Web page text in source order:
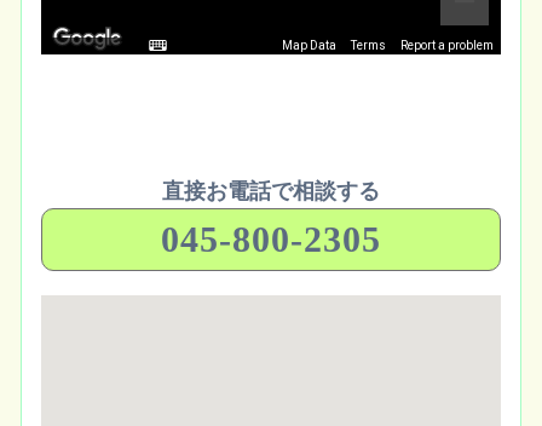
Map Data Terms Report a problem
直接お電話で相談する
045-800-2305